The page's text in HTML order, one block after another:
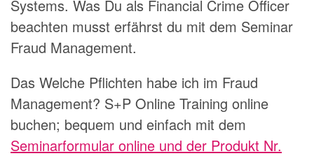
Systems. Was Du als Financial Crime Officer
beachten musst erfährst du mit dem Seminar
Fraud Management.
Das Welche Pflichten habe ich im Fraud
Management? S+P Online Training online
buchen; bequem und einfach mit dem
Seminarformular online und der Produkt Nr.